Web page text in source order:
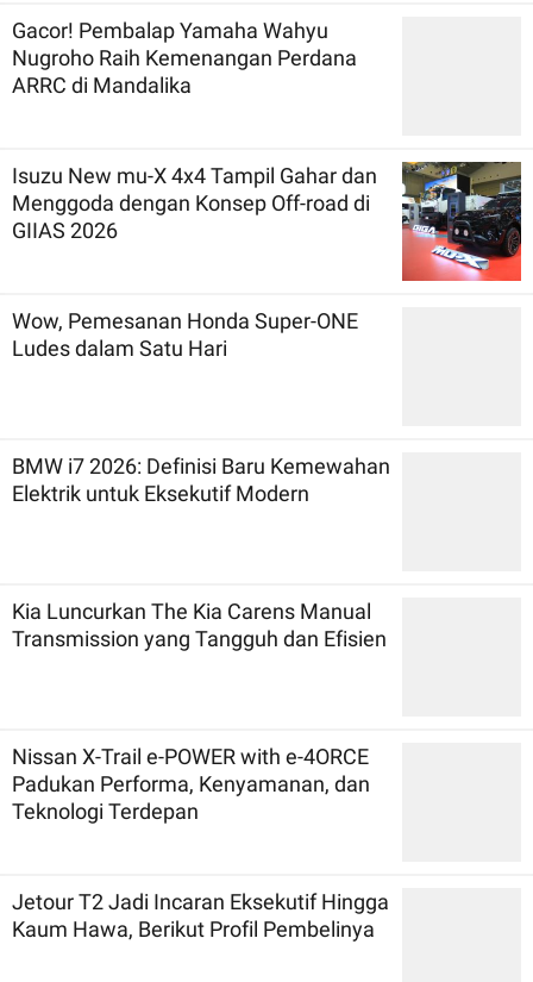
Gacor! Pembalap Yamaha Wahyu
Nugroho Raih Kemenangan Perdana
ARRC di Mandalika
Isuzu New mu-X 4x4 Tampil Gahar dan
Menggoda dengan Konsep Off-road di
GIIAS 2026
Wow, Pemesanan Honda Super-ONE
Ludes dalam Satu Hari
BMW i7 2026: Definisi Baru Kemewahan
Elektrik untuk Eksekutif Modern
Kia Luncurkan The Kia Carens Manual
Transmission yang Tangguh dan Efisien
Nissan X-Trail e-POWER with e-4ORCE
Padukan Performa, Kenyamanan, dan
Teknologi Terdepan
Jetour T2 Jadi Incaran Eksekutif Hingga
Kaum Hawa, Berikut Profil Pembelinya